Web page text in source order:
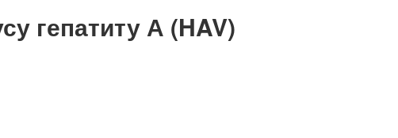
гепатиту А (HAV)